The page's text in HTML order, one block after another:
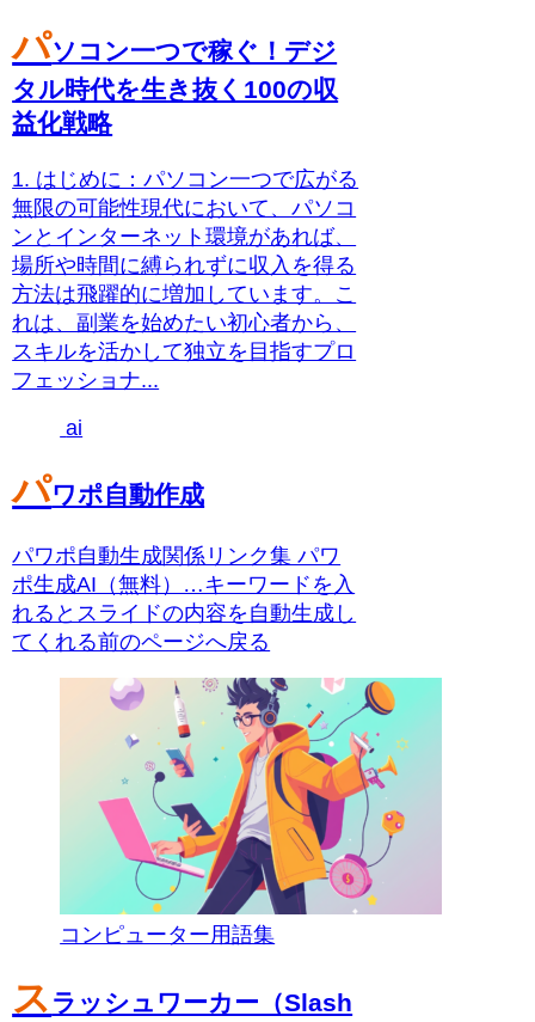
パソコン一つで稼ぐ！デジ
タル時代を生き抜く100の収
益化戦略
1. はじめに：パソコン一つで広がる
無限の可能性現代において、パソコ
ンとインターネット環境があれば、
場所や時間に縛られずに収入を得る
方法は飛躍的に増加しています。こ
れは、副業を始めたい初心者から、
スキルを活かして独立を目指すプロ
フェッショナ...
ai
パワポ自動作成
パワポ自動生成関係リンク集 パワ
ポ生成AI（無料）…キーワードを入
れるとスライドの内容を自動生成し
てくれる前のページへ戻る
コンピューター用語集
ス ラッシュワーカー（Slash